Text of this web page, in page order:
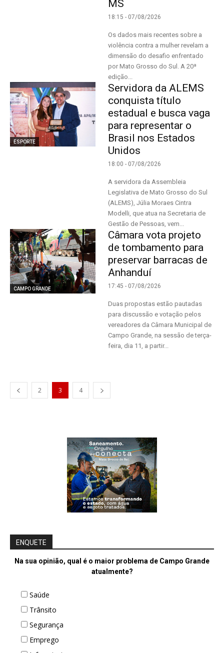
MS
18:15 - 07/08/2026
Os dados mais recentes sobre a
violência contra a mulher revelam a
dimensão do desafio enfrentado
por Mato Grosso do Sul. A 20ª
edição...
ESPORTE
Servidora da ALEMS
conquista título
estadual e busca vaga
para representar o
Brasil nos Estados
Unidos
18:00 - 07/08/2026
A servidora da Assembleia
Legislativa de Mato Grosso do Sul
(ALEMS), Júlia Moraes Cintra
Modelli, que atua na Secretaria de
Gestão de Pessoas, vem...
CAMPO GRANDE
Câmara vota projeto
de tombamento para
preservar barracas de
Anhanduí
17:45 - 07/08/2026
Duas propostas estão pautadas
para discussão e votação pelos
vereadores da Câmara Municipal de
Campo Grande, na sessão de terça-
feira, dia 11, a partir...
2 3 4
ENQUETE
Na sua opinião, qual é o maior problema de Campo Grande
atualmente?
Saúde
Trânsito
Segurança
Emprego